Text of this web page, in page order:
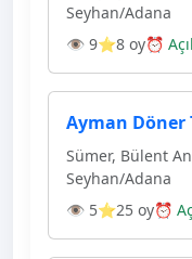
Seyhan/Adana
👁 9⭐8 oy⏰
Ayman Döner
Sümer, Bülent
Seyhan/Adana
👁 5⭐25 oy⏰